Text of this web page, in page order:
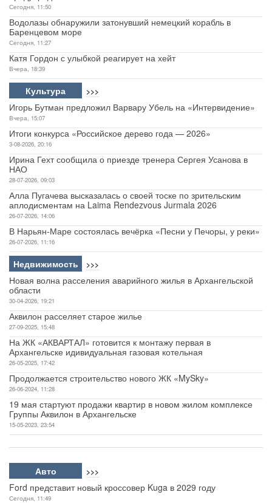
Сегодня, 11:50
Водолазы обнаружили затонувший немецкий корабль в
Баренцевом море
Сегодня, 11:27
Катя Гордон с улыбкой реагирует на хейт
Вчера, 18:39
Культура >>>
Игорь Бутман предложил Варвару Убель на «Интервидение»
Вчера, 15:07
Итоги конкурса «Российское дерево года — 2026»
3-08-2026, 20:16
Ирина Гехт сообщила о приезде тренера Сергея Усанова в
НАО
28-07-2026, 09:03
Алла Пугачева высказалась о своей тоске по зрительским
аплодисментам на Laima Rendezvous Jurmala 2026
26-07-2026, 14:06
В Нарьян-Маре состоялась вечёрка «Песни у Печоры, у реки»
26-07-2026, 11:16
Недвижимость >>>
Новая волна расселения аварийного жилья в Архангельской
области
30-04-2026, 19:21
Аквилон расселяет старое жилье
27-09-2025, 15:48
На ЖК «АКВАРТАЛ» готовится к монтажу первая в
Архангельске идивидуальная газовая котельная
26-05-2025, 17:42
Продолжается строительство нового ЖК «MySky»
26-06-2024, 11:28
19 мая стартуют продажи квартир в новом жилом комплексе
Группы Аквилон в Архангельске
15-05-2023, 23:54
Авто >>>
Ford представит новый кроссовер Kuga в 2029 году
Сегодня, 11:49